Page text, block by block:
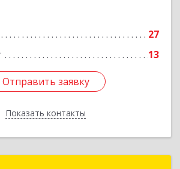
27
13
Отправить заявку
Показать контакты
Отправить заявку
Назад